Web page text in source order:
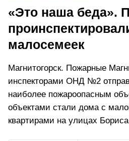
«Это наша беда».
малосемеек
Магнитогорск. Пожарные
инспекторами ОНД №2
наиболее пожароопасным
объектами стали дома с
квартирами на улицах